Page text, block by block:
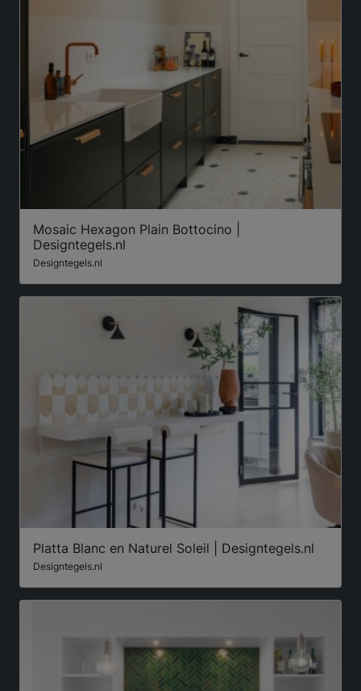
Mosaic Hexagon Plain Bottocino |
Designtegels.nl
Designtegels.nl
Platta Blanc en Naturel Soleil | Designtegels.nl
Designtegels.nl